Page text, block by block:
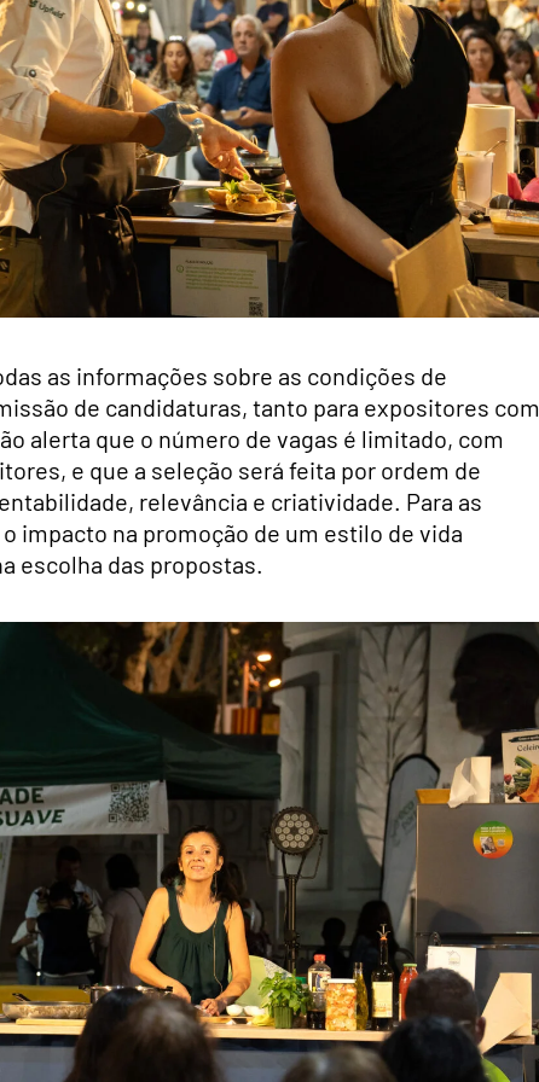
as informações sobre as condições de
de candidaturas, tanto para expositores
alerta que o número de vagas é limitado, com
e que a seleção será feita por ordem de
relevância e criatividade. Para as
impacto na promoção de um estilo de vida
escolha das propostas.